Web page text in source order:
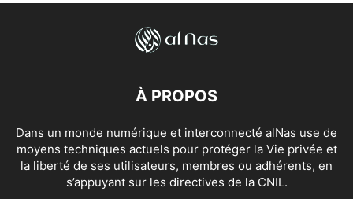
À PROPOS
Dans un monde numérique et interconnecté alNas use de
moyens techniques actuels pour protéger la Vie privée et
la liberté de ses utilisateurs, membres ou adhérents, en
s’appuyant sur les directives de la CNIL.